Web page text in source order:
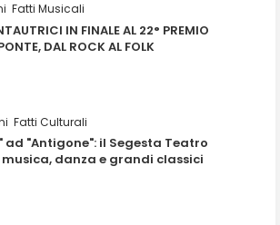
Fatti Musicali
IN FINALE AL 22° PREMIO
DAL ROCK AL FOLK
Fatti Culturali
ad "Antigone": il Segesta Teatro
danza e grandi classici